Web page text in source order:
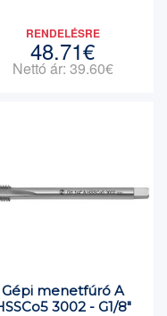
RENDELÉSRE
48.71€
Nettó ár: 39.60€
Gépi menetfúró A
3002 - G1/8"